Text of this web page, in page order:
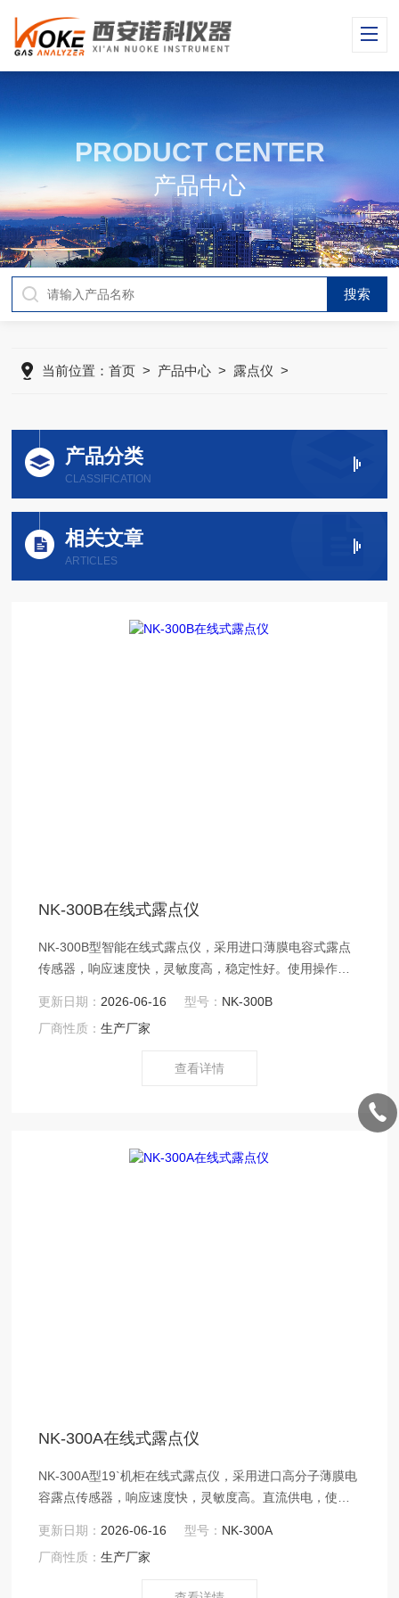
PRODUCT CENTER
产品中心
当前位置：首页 > 产品中心 > 露点仪 >
产品分类
CLASSIFICATION
相关文章
ARTICLES
NK-300B在线式露点仪
NK-300B型智能在线式露点仪，采用进口薄膜电容式露点
传感器，响应速度快，灵敏度高，稳定性好。使用操作简
有严格控制要求的各种在线分析场合。 是我公司 新研发的
各种型号高精度的露点仪；该系列仪器采用进口高分子薄
高、稳定性好、使用寿命长、安全可靠、操作简便等特
更新日期： 2026-06-16 型号： NK-300B
厂商性质：生产厂家
查看详情
NK-300A在线式露点仪
NK-300A型19`机柜在线式露点仪，采用进口高分子薄膜电
容露点传感器，响应速度快，灵敏度高。直流供电，使用
对水分含量有严格控制要求的各种场合。采用进口微流式
热导气体传感器与 新型微机处理技术相结合研制而成的混
更新日期： 2026-06-16 型号： NK-300A
厂商性质：生产厂家